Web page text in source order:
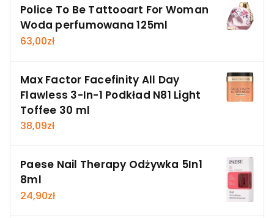
Police To Be Tattooart For Woman
Woda perfumowana 125ml
63,00zł
Max Factor Facefinity All Day
Flawless 3-In-1 Podkład N81 Light
Toffee 30 ml
38,09zł
Paese Nail Therapy Odżywka 5In1
8ml
24,90zł